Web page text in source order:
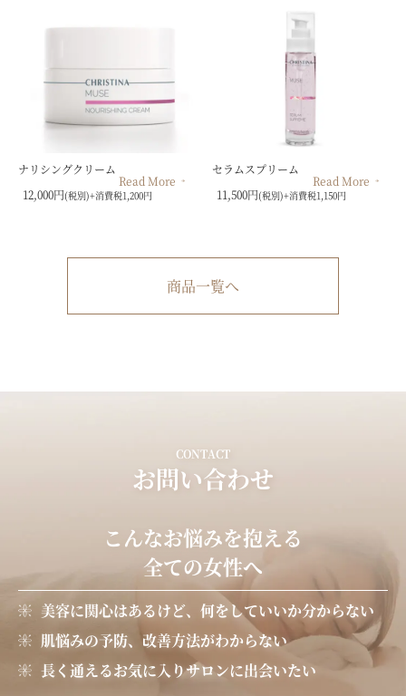
ナリシングクリーム
12,000円(税別)+消費税1,200円
Read More
セラムスプリーム
11,500円(税別)+消費税1,150円
Read More
商品一覧へ
CONTACT
お問い合わせ
こんなお悩みを抱える
全ての女性へ
美容に関心はあるけど、何をしていいか分からない
肌悩みの予防、改善方法がわからない
長く通えるお気に入りサロンに出会いたい